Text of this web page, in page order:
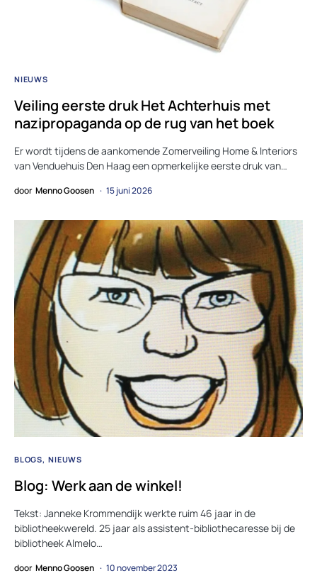
NIEUWS
Veiling eerste druk Het Achterhuis met
nazipropaganda op de rug van het boek
Er wordt tijdens de aankomende Zomerveiling Home & Interiors
van Venduehuis Den Haag een opmerkelijke eerste druk van…
door Menno Goosen 15 juni 2026
BLOGS NIEUWS
Blog: Werk aan de winkel!
Tekst: Janneke Krommendijk werkte ruim 46 jaar in de
bibliotheekwereld. 25 jaar als assistent-bibliothecaresse bij de
bibliotheek Almelo…
door Menno Goosen 10 november 2023